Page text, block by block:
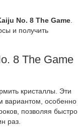
No. 8 The Game
и получить
8 The Game
кристаллы. Эти
вариантом, особенно
позволяя быстро
раз.